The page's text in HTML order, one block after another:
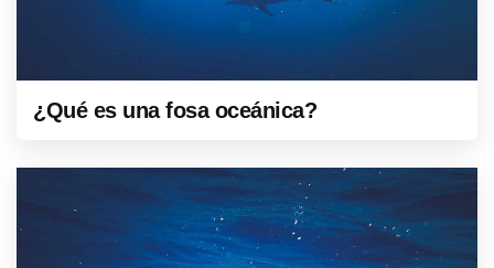
¿Qué es una fosa oceánica?